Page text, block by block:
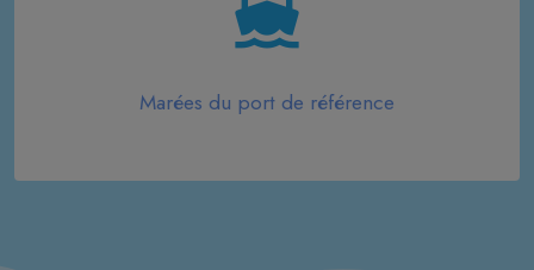
Marées du port de référence